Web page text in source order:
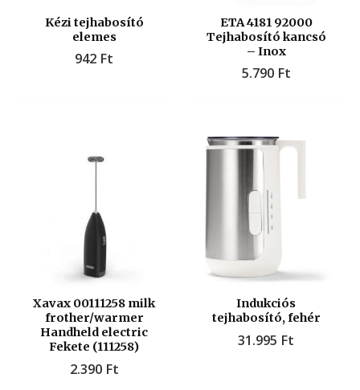
Kézi tejhabosító
elemes
942 Ft
ETA 4181 92000
Tejhabosító kancsó
– Inox
5.790 Ft
Xavax 00111258 milk
frother/warmer
Handheld electric
Fekete (111258)
2.390 Ft
Indukciós
tejhabosító, fehér
31.995 Ft